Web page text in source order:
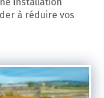
à réduire vos